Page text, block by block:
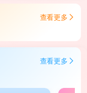
查看更多
查看更多